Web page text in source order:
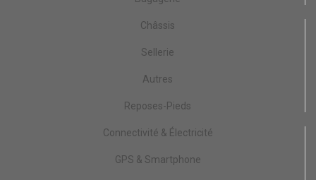
Châssis
Sellerie
Autres
Reposes-Pieds
Connectivité & Électricité
GPS & Smartphone